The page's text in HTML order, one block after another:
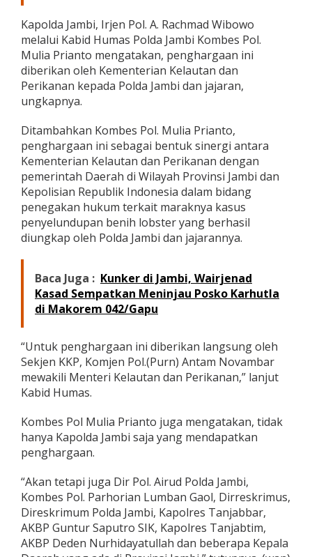
k
a
n
P
e
n
a
r
g
a
a
n
K
e
a
P
o
l
J
a
m
b
Kapolda Jambi, Irjen Pol. A. Rachmad Wibowo
melalui Kabid Humas Polda Jambi Kombes Pol.
Mulia Prianto mengatakan, penghargaan ini
diberikan oleh Kementerian Kelautan dan
Perikanan kepada Polda Jambi dan jajaran,
ungkapnya.
Ditambahkan Kombes Pol. Mulia Prianto,
penghargaan ini sebagai bentuk sinergi antara
Kementerian Kelautan dan Perikanan dengan
pemerintah Daerah di Wilayah Provinsi Jambi dan
Kepolisian Republik Indonesia dalam bidang
penegakan hukum terkait maraknya kasus
penyelundupan benih lobster yang berhasil
diungkap oleh Polda Jambi dan jajarannya.
Baca Juga : Kunker di Jambi, Wairjenad
Kasad Sempatkan Meninjau Posko Karhutla
di Makorem 042/Gapu
“Untuk penghargaan ini diberikan langsung oleh
Sekjen KKP, Komjen Pol.(Purn) Antam Novambar
mewakili Menteri Kelautan dan Perikanan,” lanjut
Kabid Humas.
Kombes Pol Mulia Prianto juga mengatakan, tidak
hanya Kapolda Jambi saja yang mendapatkan
penghargaan.
“Akan tetapi juga Dir Pol. Airud Polda Jambi,
Kombes Pol. Parhorian Lumban Gaol, Dirreskrimus,
Direskrimum Polda Jambi, Kapolres Tanjabbar,
AKBP Guntur Saputro SIK, Kapolres Tanjabtim,
AKBP Deden Nurhidayatullah dan beberapa Kepala